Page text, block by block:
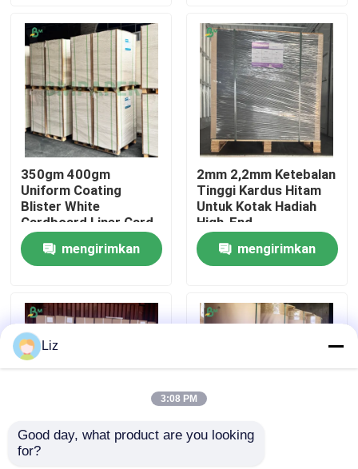
Produk
Tentang kita
Wisata pabrik
Kontrol kualitas
Hubungi kami
Berita
Semua Kasus
Kertas NCR tanpa karbon
350gm 400gm
Uniform Coating
Blister White
Cardboard Liner Card
mengirimkan
2mm 2,2mm Ketebalan
Tinggi Kardus Hitam
Untuk Kotak Hadiah
High-End
mengirimkan
20lb 2 inci 3 inci Core
Liz
3:08 PM
Good day, what product are you looking
for?